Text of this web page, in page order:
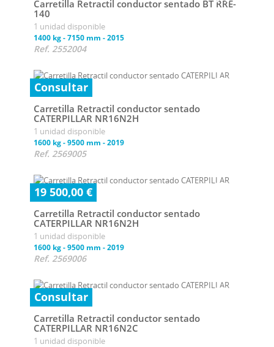
Carretilla Retractil conductor sentado BT RRE-
140
1 unidad disponible
1400 kg-7150 mm -2015
Ref. 2552004
Consultar
Carretilla Retractil conductor sentado
CATERPILLAR NR16N2H
1 unidad disponible
1600 kg-9500 mm -2019
Ref. 2569005
19 500,00 €
Carretilla Retractil conductor sentado
CATERPILLAR NR16N2H
1 unidad disponible
1600 kg-9500 mm -2019
Ref. 2569006
Consultar
Carretilla Retractil conductor sentado
CATERPILLAR NR16N2C
1 unidad disponible